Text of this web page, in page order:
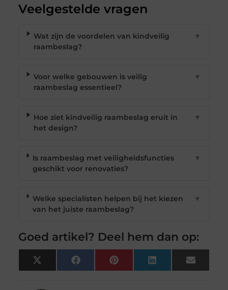
Veelgestelde vragen
Wat zijn de voordelen van kindveilig
raambeslag?
▼
Voor welke gebouwen is veilig
raambeslag essentieel?
▼
Hoe ziet kindveilig raambeslag eruit in
het design?
▼
Is raambeslag met veiligheidsfuncties
geschikt voor renovaties?
▼
Welke specialisten helpen bij het kiezen
van het juiste raambeslag?
▼
Goed artikel? Deel hem dan op:
X
(Twitter)
FacebookPinterest LinkedIn Email